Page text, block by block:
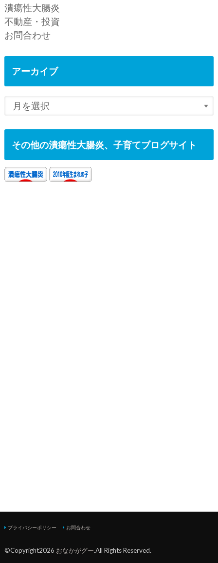
潰瘍性大腸炎
不動産・投資
お問合わせ
アーカイブ
その他の潰瘍性大腸炎、子育てブログサイト
プライバシーポリシー お問合わせ
©Copyright2026 おなかがグー.All Rights Reserved.